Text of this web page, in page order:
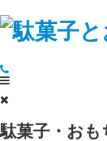
駄菓子・おも